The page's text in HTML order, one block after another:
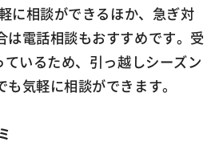
に相談ができるほか、急ぎ対
は電話相談もおすすめです。受
いるため、引っ越しシーズン
気軽に相談ができます。